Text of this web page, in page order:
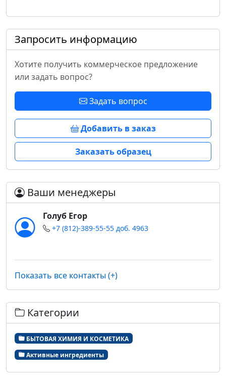
Запросить информацию
Хотите получить коммерческое предложение
или задать вопрос?
Задать вопрос
Добавить в заказ
Заказать образец
Ваши менеджеры
Голуб Егор
+7 (812)-389-55-55 доб. 4963
Показать все контакты (+)
Категории
БЫТОВАЯ ХИМИЯ И КОСМЕТИКА
Активные ингредиенты